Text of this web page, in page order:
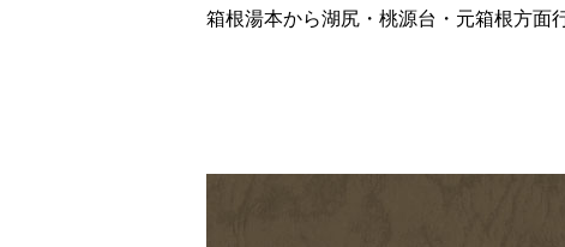
箱根湯本から湖尻・桃源台・元箱根方面